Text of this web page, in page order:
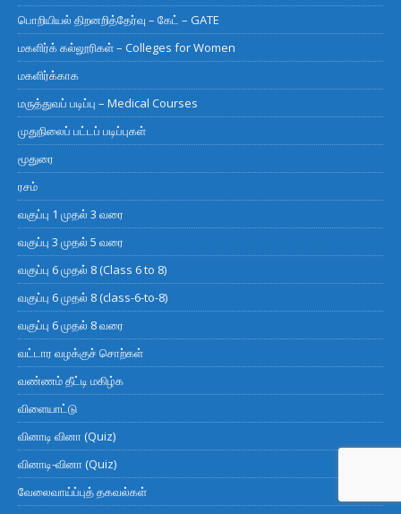
பொறியியல் திறனறித்தேர்வு – கேட் – GATE
மகளிர்க் கல்லூரிகள் – Colleges for Women
மகளிர்க்காக
மருத்துவப் படிப்பு – Medical Courses
முதுநிலைப் பட்டப் படிப்புகள்
மூதுரை
ரசம்
வகுப்பு 1 முதல் 3 வரை
வகுப்பு 3 முதல் 5 வரை
வகுப்பு 6 முதல் 8 (Class 6 to 8)
வகுப்பு 6 முதல் 8 (class-6-to-8)
வகுப்பு 6 முதல் 8 வரை
வட்டார வழக்குச் சொற்கள்
வண்ணம் தீட்டி மகிழ்க
விளையாட்டு
வினாடி வினா (Quiz)
வினாடி-வினா (Quiz)
வேலைவாய்ப்புத் தகவல்கள்